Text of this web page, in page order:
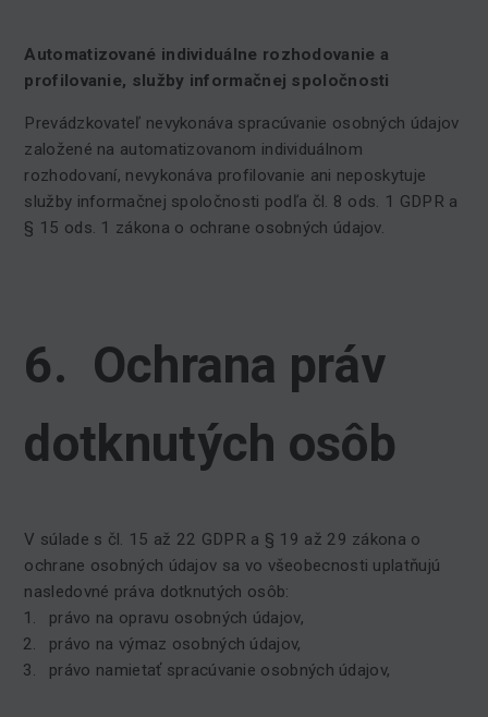
Automatizované individuálne rozhodovanie a
profilovanie, služby informačnej spoločnosti
Prevádzkovateľ nevykonáva spracúvanie osobných údajov
založené na automatizovanom individuálnom
rozhodovaní, nevykonáva profilovanie ani neposkytuje
služby informačnej spoločnosti podľa čl. 8 ods. 1 GDPR a
§ 15 ods. 1 zákona o ochrane osobných údajov.
6. Ochrana práv
dotknutých osôb
V súlade s čl. 15 až 22 GDPR a § 19 až 29 zákona o
ochrane osobných údajov sa vo všeobecnosti uplatňujú
nasledovné práva dotknutých osôb:
právo na opravu osobných údajov,
právo na výmaz osobných údajov,
právo namietať spracúvanie osobných údajov,